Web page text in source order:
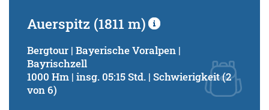
Auerspitz (1811 m)
Bergtour | Bayerische Voralpen |
Bayrischzell
1000 Hm | insg. 05:15 Std. | Schwierigkeit (2
von 6)